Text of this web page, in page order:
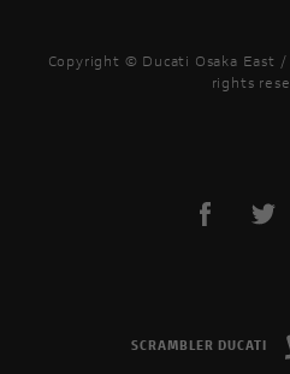
Copyright © Ducati Osaka East
rights
SCRAMBLER DUCATI